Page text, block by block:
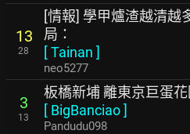
13
28
[情報] 學甲爐渣越清越
局：
[Tainan ]
neo5277
3
13
板橋新埔 離東京巨蛋
[ BigBanciao]
Pandudu098